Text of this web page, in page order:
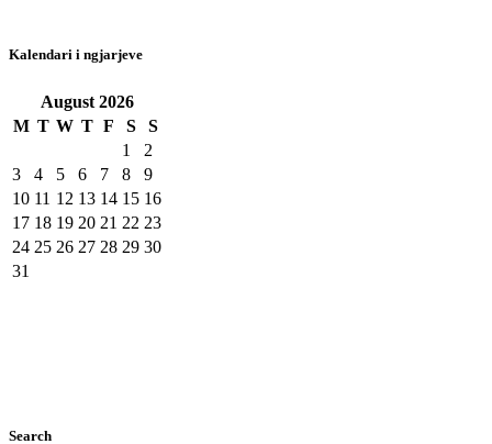
Kalendari i ngjarjeve
August 2026
M T W T F S
S
1
2
3
4 5 6 7 8
9
10 11 12 13 14 15 16
17 18 19 20 21 22 23
24 25 26 27 28 29 30
31
Search